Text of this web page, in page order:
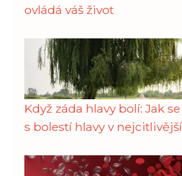
ovládá váš život
Když záda hlavy bolí: Jak
s bolestí hlavy v